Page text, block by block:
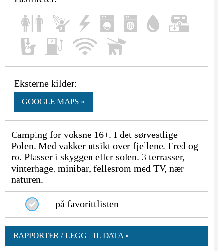
Eksterne kilder:
GOOGLE MAPS »
Camping for voksne 16+. I det sørvestlige
Polen. Med vakker utsikt over fjellene. Fred og
ro. Plasser i skyggen eller solen. 3 terrasser,
vinterhage, minibar, fellesrom med TV, nær
naturen.
på favorittlisten
RAPPORTER / LEGG TIL DATA »